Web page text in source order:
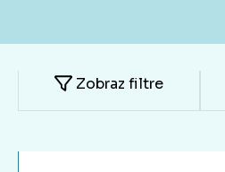
Zobraz filtre